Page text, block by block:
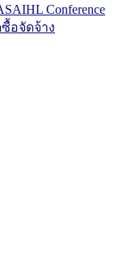
Conference
อจัดจ้าง